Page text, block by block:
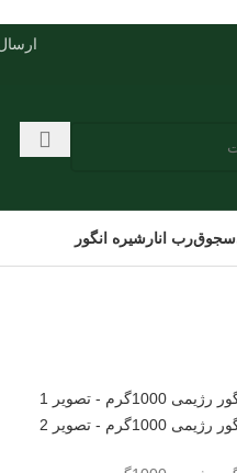
ارسال
سجوقرب انار شیره انگور